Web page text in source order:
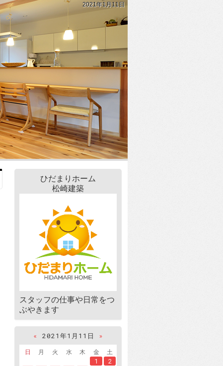
2021年1月11日
ひだまりホーム
松崎建築
スタッフの仕事や日常をつ
ぶやきます
« 2021年1月11日
»
日
月 火 水 木 金
土
1
2